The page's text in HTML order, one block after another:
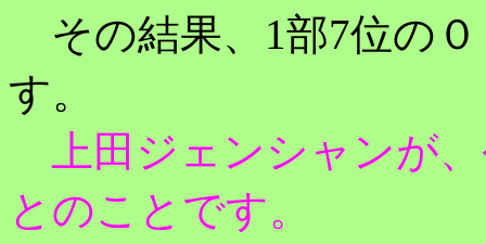
その結果、1部7位の
す。
上田ジェンシャンが
とのことです。